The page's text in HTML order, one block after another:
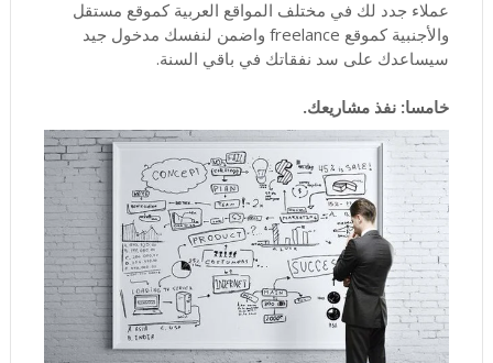
عملاء جدد لك في مختلف المواقع العربية كموقع مستقل
والأجنبية كموقع freelance واضمن لنفسك مدخول جيد
سيساعدك على سد نفقاتك في باقي السنة.
خامسا: نفذ مشاريعك.